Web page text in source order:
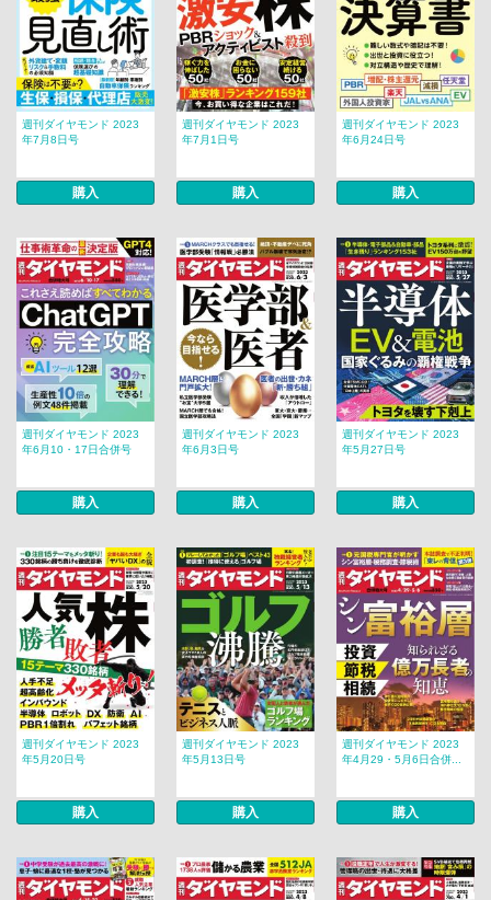
週刊ダイヤモンド 2023
年7月8日号
購入
週刊ダイヤモンド 2023
年7月1日号
購入
週刊ダイヤモンド 2023
年6月24日号
購入
週刊ダイヤモンド 2023
年6月10・17日合併号
購入
週刊ダイヤモンド 2023
年6月3日号
購入
週刊ダイヤモンド 2023
年5月27日号
購入
週刊ダイヤモンド 2023
年5月20日号
購入
週刊ダイヤモンド 2023
年5月13日号
購入
週刊ダイヤモンド 2023
年4月29・5月6日合併...
購入